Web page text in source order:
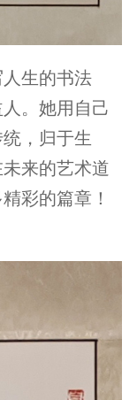
生的书法
。她用自己
，归于生
来的艺术道
彩的篇章！